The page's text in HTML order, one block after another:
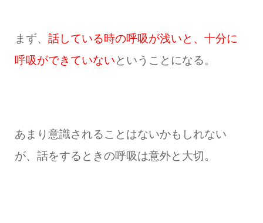
まず、 話している時の呼吸が浅いと、十分に
呼吸ができていないということになる。
あまり意識されることはないかもしれない
が、話をするときの呼吸は意外と大切。